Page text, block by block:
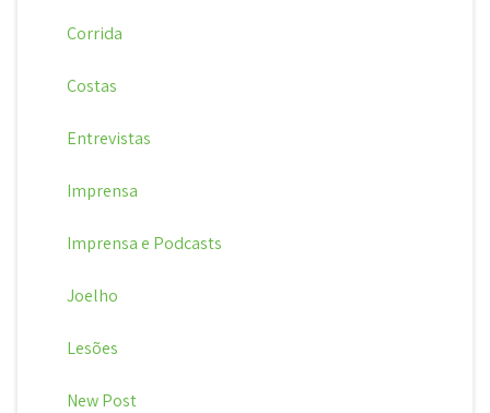
Corrida
Costas
Entrevistas
Imprensa
Imprensa e Podcasts
Joelho
Lesões
New Post